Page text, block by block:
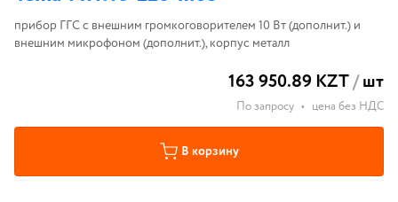
прибор ГГС с внешним громкоговорителем 10 Вт (дополнит.) и
внешним микрофоном (дополнит.), корпус металл
163 950.89 KZT/шт
По запросу • цена без НДС
В корзину